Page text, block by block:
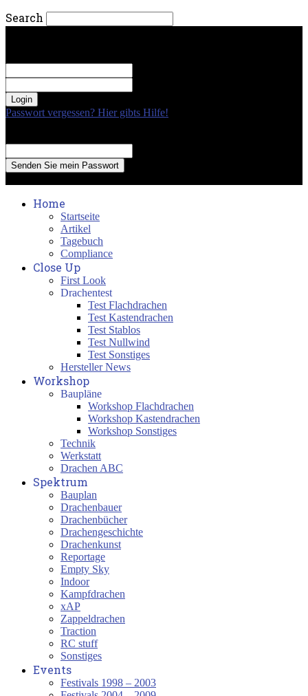
Search
Passwort vergessen? Hier gibts Hilfe!
Home
Startseite
Artikel
Tagebuch
Compliance
Close Up
First Look
Drachentest
Test Flachdrachen
Test Kastendrachen
Test Stablos
Test Nullwind
Test Sonstiges
Hersteller News
Workshop
Baupläne
Workshop Flachdrachen
Workshop Kastendrachen
Workshop Sonstiges
Technik
Werkstatt
Drachen ABC
Spektrum
Bauplan
Drachenbauer
Drachenbücher
Drachengeschichte
Drachenkunst
Reportage
Empty Sky
Indoor
Kampfdrachen
xAP
Zappeldrachen
Traction
RC stuff
Sonstiges
Events
Festivals 1998 – 2003